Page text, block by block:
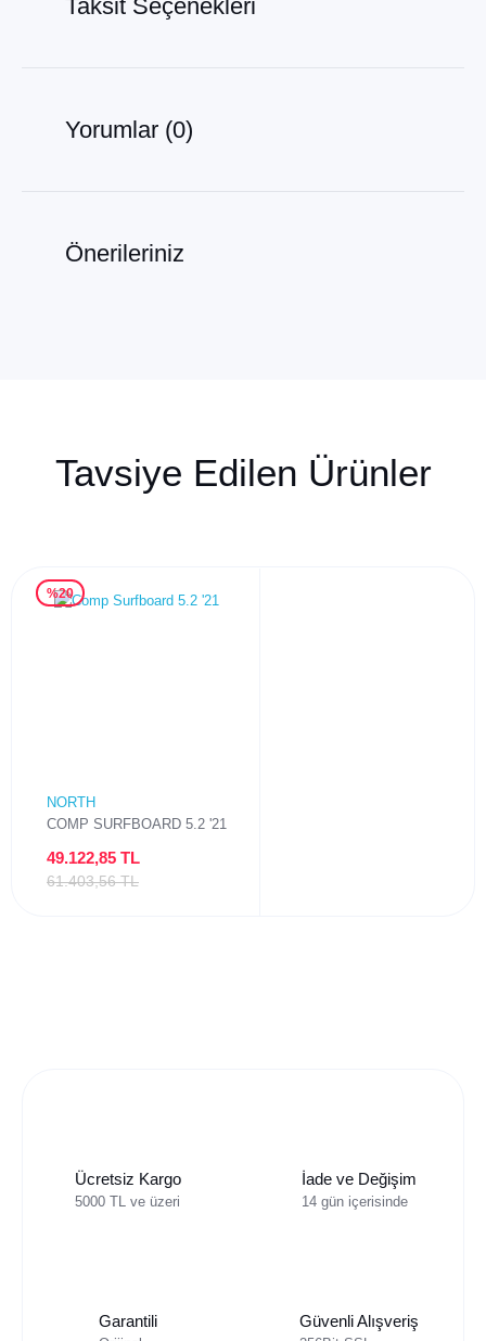
Taksit Seçenekleri
Yorumlar (0)
Önerileriniz
Tavsiye Edilen Ürünler
%20
NORTH
COMP SURFBOARD 5.2 '21
49.122,85 TL
61.403,56 TL
Ücretsiz Kargo
5000 TL ve üzeri
İade ve Değişim
14 gün içerisinde
Garantili Güvenli Alışveriş